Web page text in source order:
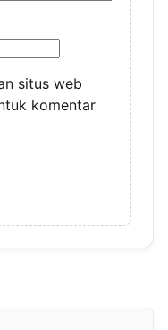
situs web
komentar